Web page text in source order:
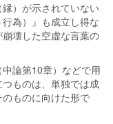
縁）が示されていない
為）』も成立し得な
壊した空虚な言葉の
論第10章）などで用
ものは、単独では成
ものに向けた形で